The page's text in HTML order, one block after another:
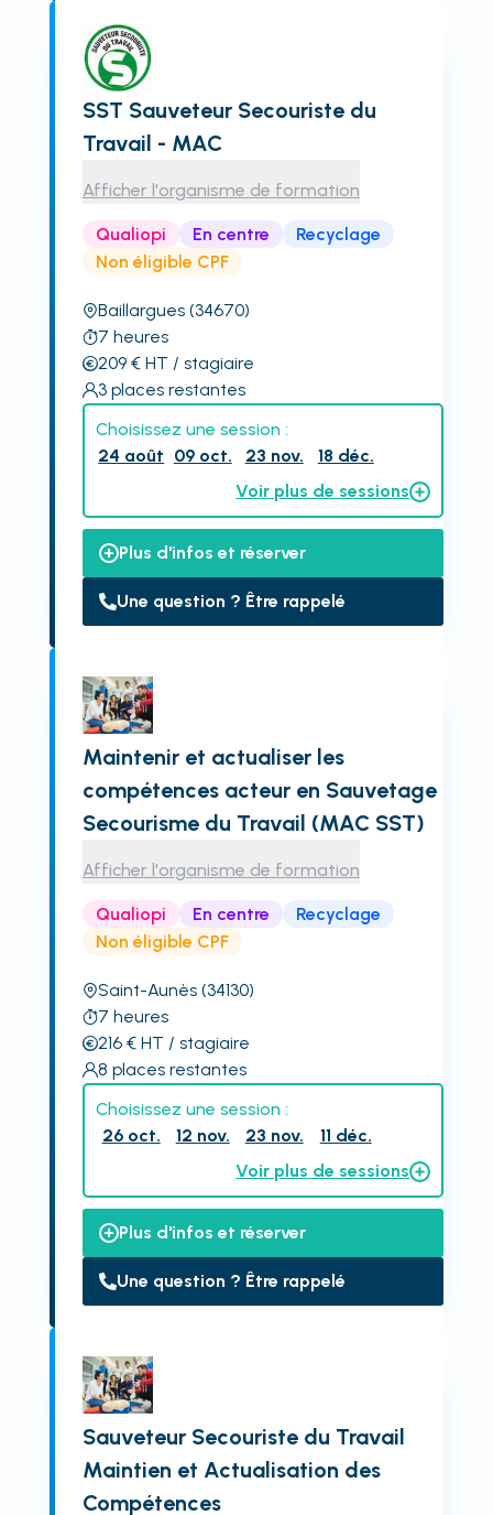
SST Sauveteur Secouriste du
Travail - MAC
Afficher l'organisme de formation
Qualiopi En centre
Recyclage
Non éligible CPF
Baillargues (34670)
7 heures
209€ HT / stagiaire
3 places restantes
Choisissez une session :
24 août 09 oct. 23 nov.
18 déc.
Voir plus de sessions
Plus d'infos et réserver
Une question ? Être rappelé
Maintenir et actualiser les
compétences acteur en Sauvetage
Secourisme du Travail (MAC SST)
Afficher l'organisme de formation
Qualiopi En centre
Recyclage
Non éligible CPF
Saint-Aunès (34130)
7 heures
216€ HT / stagiaire
8 places restantes
Choisissez une session :
26 oct.
12 nov. 23 nov.
11 déc.
Voir plus de sessions
Plus d'infos et réserver
Une question ? Être rappelé
Sauveteur Secouriste du Travail
Maintien et Actualisation des
Compétences